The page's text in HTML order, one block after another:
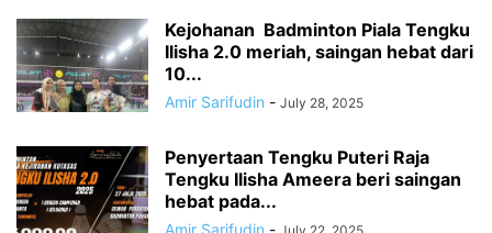
Kejohanan Badminton Piala Tengku
Ilisha 2.0 meriah, saingan hebat dari
10...
Amir Sarifudin - July 28, 2025
Penyertaan Tengku Puteri Raja
Tengku Ilisha Ameera beri saingan
hebat pada...
Amir Sarifudin -